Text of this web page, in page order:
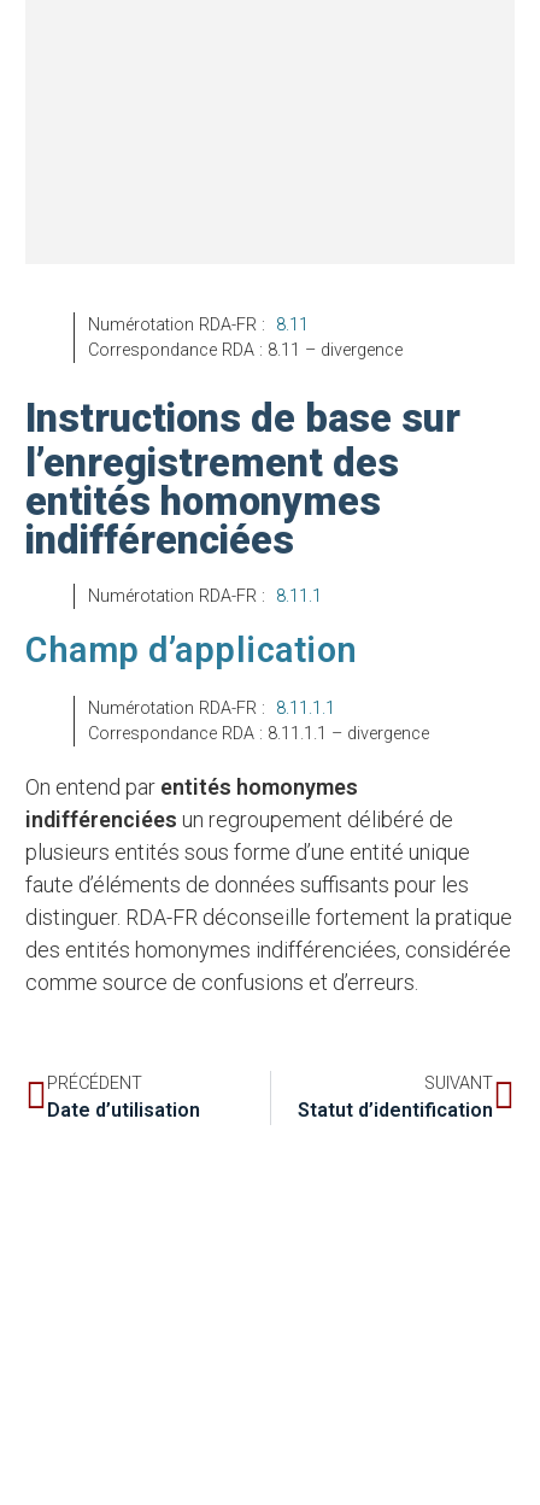
Numérotation RDA-FR : 8.11
Correspondance RDA : 8.11 – divergence
Instructions de base sur
l’enregistrement des
entités homonymes
indifférenciées
Numérotation RDA-FR : 8.11.1
Champ d’application
Numérotation RDA-FR : 8.11.1.1
Correspondance RDA : 8.11.1.1 – divergence
On entend par entités homonymes
indifférenciées un regroupement délibéré de
plusieurs entités sous forme d’une entité unique
faute d’éléments de données suffisants pour les
distinguer. RDA-FR déconseille fortement la pratique
des entités homonymes indifférenciées, considérée
comme source de confusions et d’erreurs.
PRÉCÉDENT
Date d’utilisation
SUIVANT
Statut d’identification